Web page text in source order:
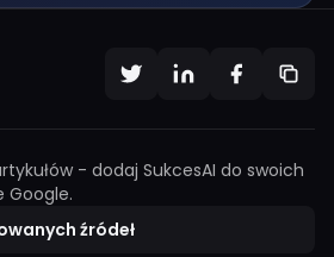
- dodaj SukcesAI do swoich
Google.
źródeł